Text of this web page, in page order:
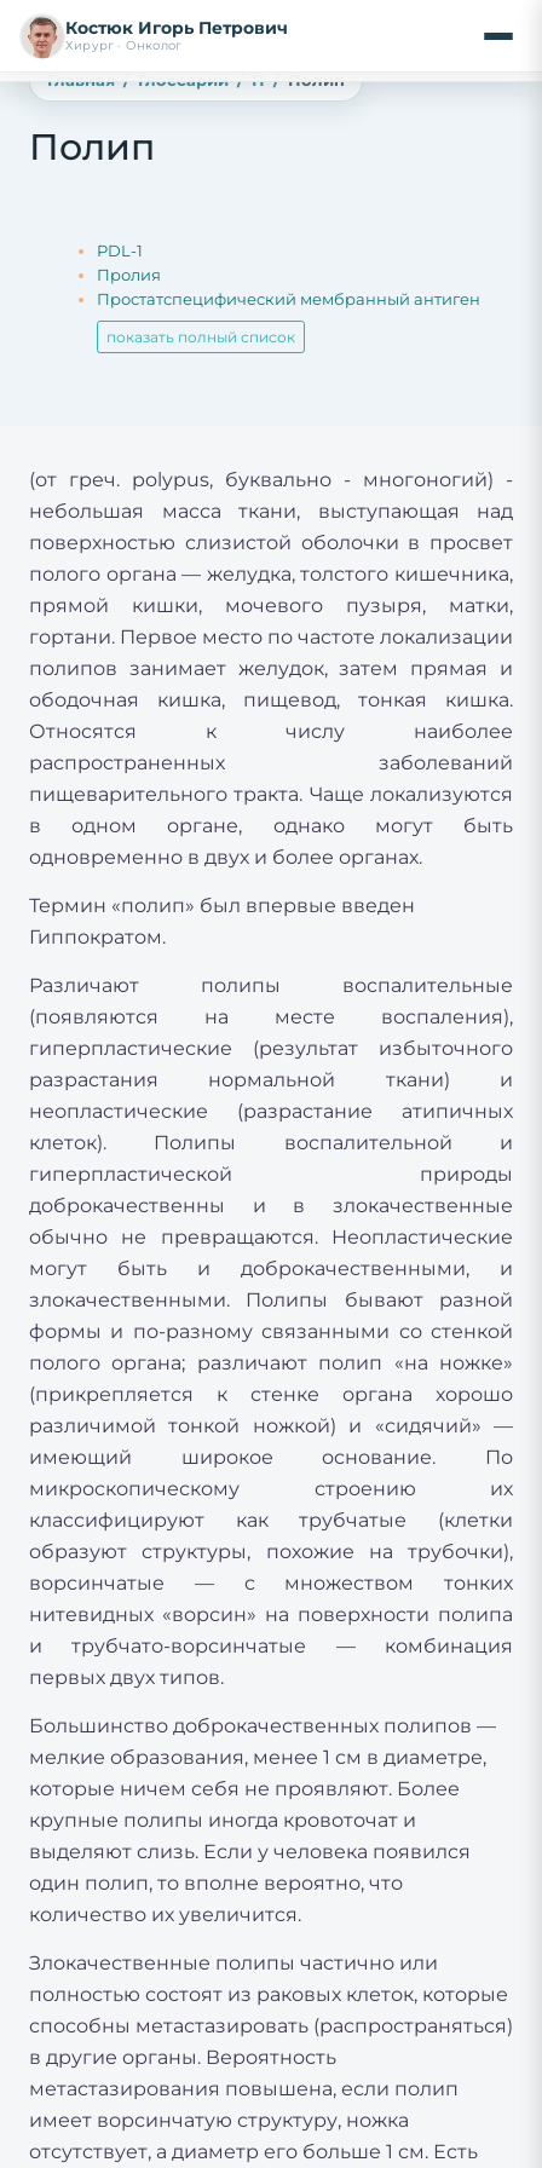
Костюк Игорь Петрович
Хирург · Онколог
Главная Глоссарий П Полип
Полип
PDL-1
Пролия
Простатспецифический мембранный антиген
показать полный список
(от греч. polypus, буквально - многоногий) -
небольшая масса ткани, выступающая над
поверхностью слизистой оболочки в просвет
полого органа — желудка, толстого кишечника,
прямой кишки, мочевого пузыря, матки,
гортани. Первое место по частоте локализации
полипов занимает желудок, затем прямая и
ободочная кишка, пищевод, тонкая кишка.
Относятся к числу наиболее
распространенных заболеваний
пищеварительного тракта. Чаще локализуются
в одном органе, однако могут быть
одновременно в двух и более органах.
Термин «полип» был впервые введен
Гиппократом.
Различают полипы воспалительные
(появляются на месте воспаления),
гиперпластические (результат избыточного
разрастания нормальной ткани) и
неопластические (разрастание атипичных
клеток). Полипы воспалительной и
гиперпластической природы
доброкачественны и в злокачественные
обычно не превращаются. Неопластические
могут быть и доброкачественными, и
злокачественными. Полипы бывают разной
формы и по-разному связанными со стенкой
полого органа; различают полип «на ножке»
(прикрепляется к стенке органа хорошо
различимой тонкой ножкой) и «сидячий» —
имеющий широкое основание. По
микроскопическому строению их
классифицируют как трубчатые (клетки
образуют структуры, похожие на трубочки),
ворсинчатые — с множеством тонких
нитевидных «ворсин» на поверхности полипа
и трубчато-ворсинчатые — комбинация
первых двух типов.
Большинство доброкачественных полипов —
мелкие образования, менее 1 см в диаметре,
которые ничем себя не проявляют. Более
крупные полипы иногда кровоточат и
выделяют слизь. Если у человека появился
один полип, то вполне вероятно, что
количество их увеличится.
Злокачественные полипы частично или
полностью состоят из раковых клеток, которые
способны метастазировать (распространяться)
в другие органы. Вероятность
метастазирования повышена, если полип
имеет ворсинчатую структуру, ножка
отсутствует, а диаметр его больше 1 см. Есть